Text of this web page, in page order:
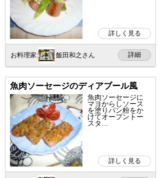
詳しく見る
お料理家: 飯田和之さん 詳細
魚肉ソーセージのディアブール風
魚肉ソーセージに
マヨからしソース
を塗りパン粉をか
けてオープントー
スタ…
詳しく見る